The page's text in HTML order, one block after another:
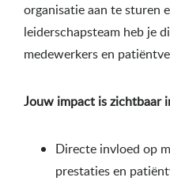
organisatie aan te sturen
leiderschapsteam heb je
medewerkers en
Jouw impact is zichtbaar
Directe invloed op
prestaties en